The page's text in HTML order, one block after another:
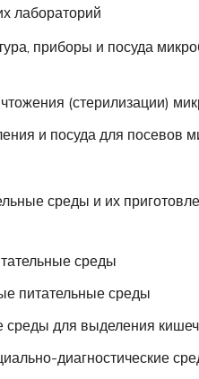
лабораторий
приборы и посуда
(стерилизации)
и посуда для посевов
среды и их
среды
питательные среды
для выделения
диагностические